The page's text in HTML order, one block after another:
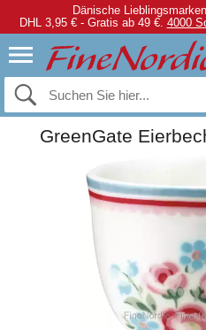
Dänische
DHL 3,95 € - Gratis ab 49 €. 4000
GreenGate